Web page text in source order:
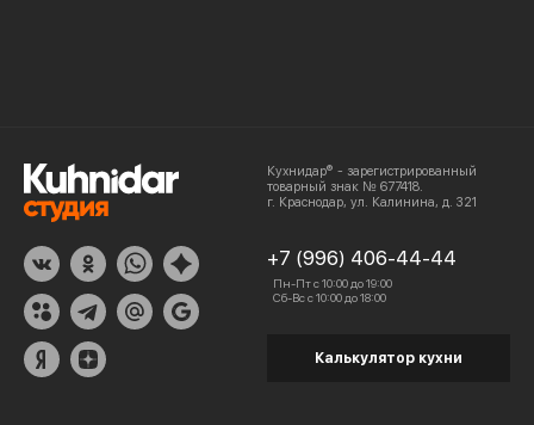
Кухнидар® - зарегистрированный
товарный знак № 677418.
г. Краснодар, ул. Калинина, д. 321
+7 (996) 406-44-44
Пн-Пт с 10:00 до 19:00
Сб-Вс с 10:00 до 18:00
Калькулятор кухни